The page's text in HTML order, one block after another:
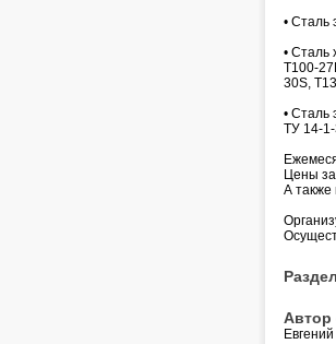
• Сталь
• Сталь
Т100-
30S,
• Сталь
ТУ 14-
Цены
А также
Автор